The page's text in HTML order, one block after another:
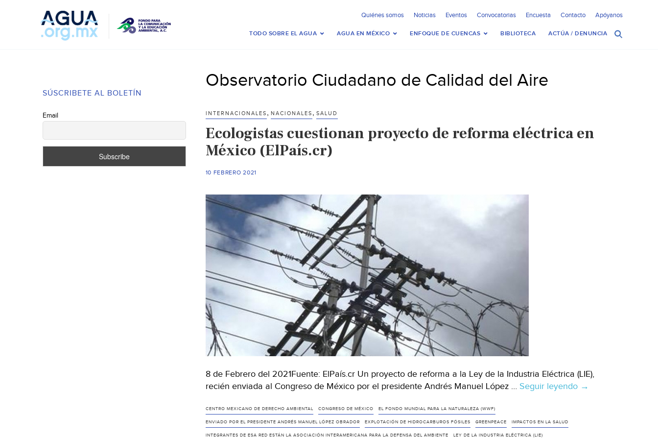
Quiénes somos Noticias Eventos Convocatorias Encuesta Contacto Apóyanos
TODO SOBRE EL AGUA AGUA EN MÉXICO ENFOQUE DE CUENCAS BIBLIOTECA ACTÚA / DENUNCIA
SÚSCRIBETE AL BOLETÍN
Email
Observatorio Ciudadano de Calidad del Aire
INTERNACIONALES , NACIONALES , SALUD
Ecologistas cuestionan proyecto de reforma eléctrica en
México (ElPaís.cr)
10 FEBRERO 2021
8 de Febrero del 2021Fuente: ElPaís.cr Un proyecto de reforma a la Ley de la Industria Eléctrica (LIE),
recién enviada al Congreso de México por el presidente Andrés Manuel López … Seguir leyendo Ecologistas
→
CENTRO MEXICANO DE DERECHO AMBIENTAL CONGRESO DE MÉXICO EL FONDO MUNDIAL PARA LA NATURALEZA (WWF)
ENVIADO POR EL PRESIDENTE ANDRÉS MANUEL LÓPEZ OBRADOR EXPLOTACIÓN DE HIDROCARBUROS FÓSILES GREENPEACE IMPACTOS EN LA SALUD
INTEGRANTES DE ESA RED ESTÁN LA ASOCIACIÓN INTERAMERICANA PARA LA DEFENSA DEL AMBIENTE LEY DE LA INDUSTRIA ELÉCTRICA (LIE)